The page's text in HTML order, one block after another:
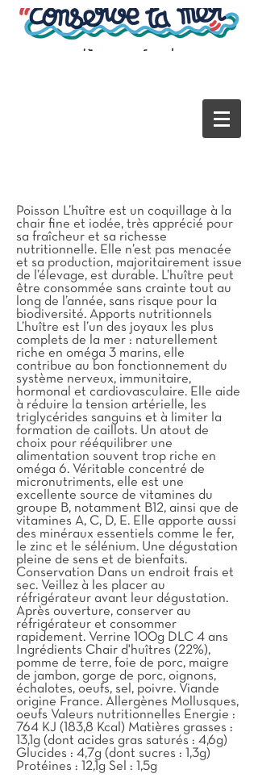
Poisson L’huître est un coquillage à la
chair fine et iodée, très apprécié pour
sa fraîcheur et sa richesse
nutritionnelle. Elle n’est pas menacée
et sa production, majoritairement issue
de l’élevage, est durable. L’huître peut
être consommée sans crainte tout au
long de l’année, sans risque pour la
biodiversité. Apports nutritionnels
L’huître est l’un des joyaux les plus
complets de la mer : naturellement
riche en oméga 3 marins, elle
contribue au bon fonctionnement du
système nerveux, immunitaire,
hormonal et cardiovasculaire. Elle aide
à réduire la tension artérielle, les
triglycérides sanguins et à limiter la
formation de caillots. Un atout de
choix pour rééquilibrer une
alimentation souvent trop riche en
oméga 6. Véritable concentré de
micronutriments, elle est une
excellente source de vitamines du
groupe B, notamment B12, ainsi que de
vitamines A, C, D, E. Elle apporte aussi
des minéraux essentiels comme le fer,
le zinc et le sélénium. Une dégustation
pleine de sens et de bienfaits.
Conservation Dans un endroit frais et
sec. Veillez à les placer au
réfrigérateur avant leur dégustation.
Après ouverture, conserver au
réfrigérateur et consommer
rapidement. Verrine 100g DLC 4 ans
Ingrédients Chair d'huîtres (22%),
pomme de terre, foie de porc, maigre
de jambon, gorge de porc, oignons,
échalotes, oeufs, sel, poivre. Viande
origine France. Allergènes Mollusques,
oeufs Valeurs nutritionnelles Energie :
764 KJ (183,8 Kcal) Matières grasses :
13,1g (dont acides gras saturés : 4,6g)
Glucides : 4,7g (dont sucres : 1,3g)
Protéines : 12,1g Sel : 1,5g